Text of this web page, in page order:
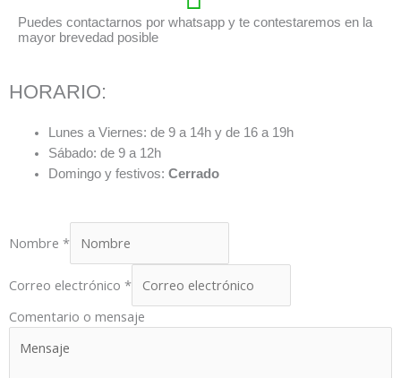
Puedes contactarnos por whatsapp y te contestaremos en la
mayor brevedad posible
HORARIO:
Lunes a Viernes: de 9 a 14h y de 16 a 19h
Sábado: de 9 a 12h
Domingo y festivos: Cerrado
Nombre *
Correo electrónico *
Comentario o mensaje